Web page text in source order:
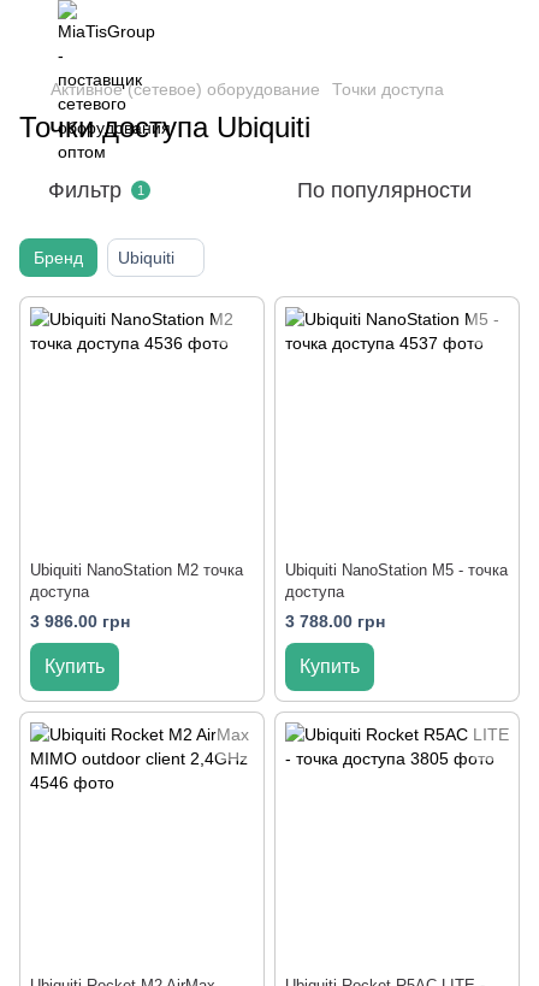
Активное (сетевое) оборудование Точки доступа
Точки доступа Ubiquiti
Фильтр 1 По популярности
Бренд Ubiquiti
Ubiquiti NanoStation M2 точка
доступа
3 986.00 грн
Купить
Ubiquiti NanoStation M5 - точка
доступа
3 788.00 грн
Купить